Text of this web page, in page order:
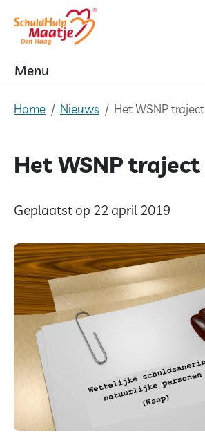
Menu
Home Nieuws Het WSNP traject
Het WSNP traject
Geplaatst op 22 april 2019